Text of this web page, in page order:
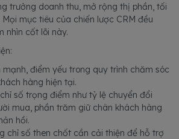
trưởng doanh thu, mở rộng thị phần, tối
mục tiêu của chiến lược CRM đều
nhìn cốt lõi này.
điểm yếu trong quy trình chăm sóc
hàng hiện tại.
số trọng điểm như tỷ lệ chuyển đổi
mua, phần trăm giữ chân khách hàng
hồi.
chỉ số then chốt cần cải thiện để hỗ trợ